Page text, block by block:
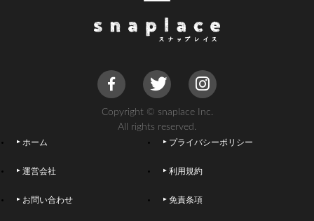
Copyright © snaplace Inc.
All rights reserved.
ホーム プライバシーポリシー
運営会社 利用規約
お問い合わせ 免責条項